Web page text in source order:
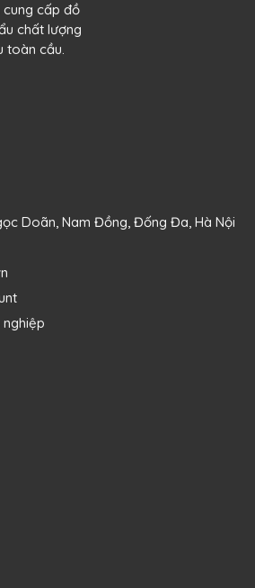
dùng điều khiển từ xa hoặc công
cấp đồ
chất lượng
toàn cầu.
Doãn, Nam Đồng, Đống Đa, Hà Nội